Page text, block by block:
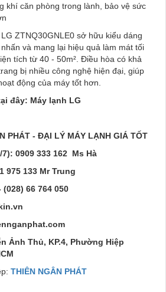
khí căn phòng trong lành, bảo vệ sức
ZTNQ30GNLE0 sở hữu kiểu dáng
và mang lại hiệu quả làm mát tối
tích từ 40 - 50m². Điều hòa có khả
bị nhiều công nghệ hiện đại, giúp
động của máy tốt hơn.
đây: Máy lạnh LG
PHÁT - ĐẠI LÝ MÁY LẠNH GIÁ TỐT
0909 333 162 Ms Hà
975 133 Mr Trung
(028) 66 764 050
Ảnh Thủ, KP.4, Phường Hiệp
THIÊN NGÂN PHÁT